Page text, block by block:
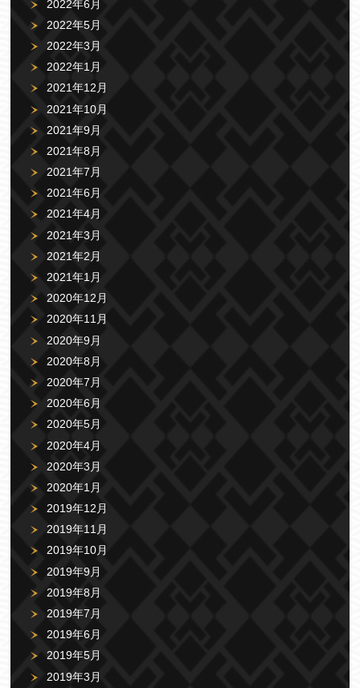
2022年6月
2022年5月
2022年3月
2022年1月
2021年12月
2021年10月
2021年9月
2021年8月
2021年7月
2021年6月
2021年4月
2021年3月
2021年2月
2021年1月
2020年12月
2020年11月
2020年9月
2020年8月
2020年7月
2020年6月
2020年5月
2020年4月
2020年3月
2020年1月
2019年12月
2019年11月
2019年10月
2019年9月
2019年8月
2019年7月
2019年6月
2019年5月
2019年3月